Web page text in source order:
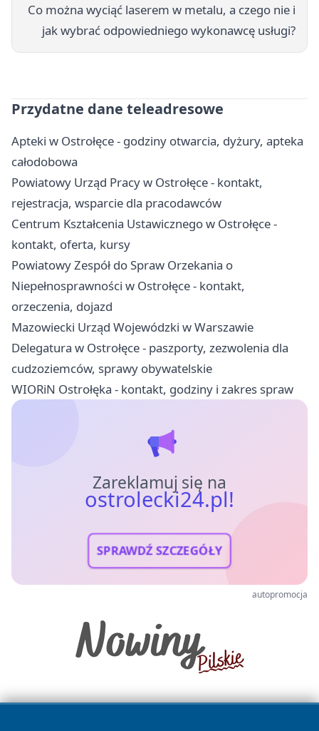
Co można wyciąć laserem w metalu, a czego nie i
jak wybrać odpowiedniego wykonawcę usługi?
Przydatne dane teleadresowe
Apteki w Ostrołęce - godziny otwarcia, dyżury, apteka
całodobowa
Powiatowy Urząd Pracy w Ostrołęce - kontakt,
rejestracja, wsparcie dla pracodawców
Centrum Kształcenia Ustawicznego w Ostrołęce -
kontakt, oferta, kursy
Powiatowy Zespół do Spraw Orzekania o
Niepełnosprawności w Ostrołęce - kontakt,
orzeczenia, dojazd
Mazowiecki Urząd Wojewódzki w Warszawie
Delegatura w Ostrołęce - paszporty, zezwolenia dla
cudzoziemców, sprawy obywatelskie
WIORiN Ostrołęka - kontakt, godziny i zakres spraw
Zareklamuj się na
ostrolecki24.pl!
SPRAWDŹ SZCZEGÓŁY
autopromocja